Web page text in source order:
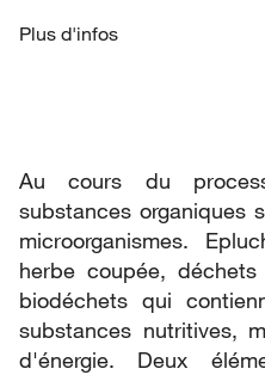
Plus d'infos
Au cours du
substances organiques
microorganismes.
herbe coupée,
biodéchets qui
substances nutritives,
d'énergie. Deux